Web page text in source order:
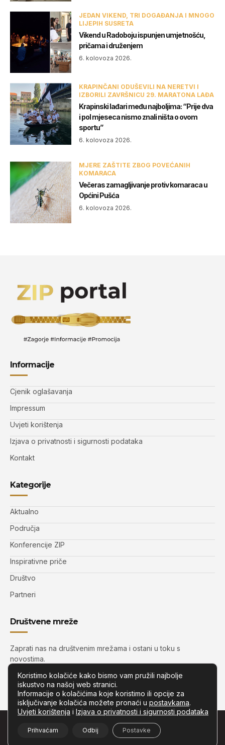
JEDAN VIKEND, TRI DOGAĐANJA I MNOGO
LIJEPIH SUSRETA
Vikend u Radoboju ispunjen umjetnošću,
pričama i druženjem
6. kolovoza 2026.
KRAPINČANI ODUŠEVILI NA NERETVI I
IZBORILI ZAVRŠNICU 29. MARATONA LAĐA
Krapinski lađari među najboljima: “Prije dva
i pol mjeseca nismo znali ništa o ovom
sportu”
6. kolovoza 2026.
MJERE ZAŠTITE ZBOG POVEĆANIH
KOMARACA
Večeras zamagljivanje protiv komaraca u
Općini Pušća
6. kolovoza 2026.
Informacije
Cjenik oglašavanja
Impressum
Uvjeti korištenja
Izjava o privatnosti i sigurnosti podataka
Kontakt
Kategorije
Aktualno
Područja
Konferencije ZIP
Inspirativne priče
Društvo
Partneri
Društvene mreže
Zaprati nas na društvenim mrežama i ostani u toku s
novostima.
Zip.com.hr– Sva prava pridržana.
Koristimo kolačiće kako bismo vam pružili najbolje
iskustvo na našoj web stranici.
Informacije o kolačićima koje koristimo ili opcije za
isključivanje kolačića možete pronaći u postavkama.
Uvjeti korištenja i Izjava o privatnosti i sigurnosti podataka
Prihvaćam Odbij Postavke